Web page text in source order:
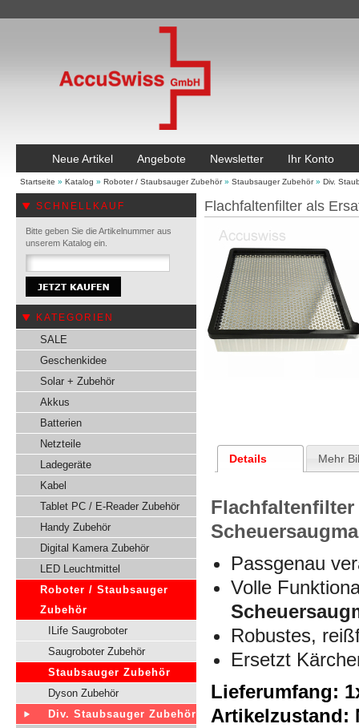
Neue Artikel Angebote Newsletter Ihr Konto
Startseite » Katalog » Roboter / Staubsauger Zubehör» Staubsauger Zubehör» Div.
SCHNELLKAUF
Bitte geben Sie die Artikelnummer aus
unserem Katalog ein.
KATEGORIEN
SALE
Geschenkidee
Solar + Zubehör
Akkus
Batterien
Netzteile
Ladegeräte
Kabel
Tablet PC / E-Reader Zubehör
Handy Zubehör
Digital Kamera Zubehör
LED Leuchtmittel
Roboter / Staubsauger
Zubehör
ILife Saugroboter
Saugroboter Zubehör
Staubsauger Zubehör
Dyson Zubehör
Div. Staubsauger Zubehör
Flachfaltenfilter als
Details Mehr
Passgenau
Volle
Robustes,
Ersetzt
Lieferumfang:
Artikelzustand: